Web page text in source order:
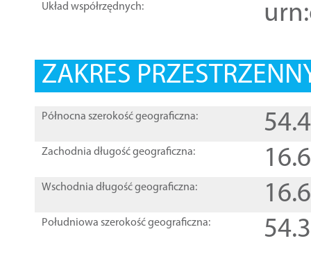
Układ współrzędnych:
ZAKRES
Północna szerokość geograficzna:
Zachodnia długość geograficzna:
Wschodnia długość geograficzna:
Południowa szerokość geograficzna: